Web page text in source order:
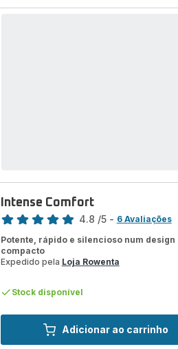
Adicionar ao carrinho
Intense Comfort
Classificação
4.8 /5 - 6 Avaliações
Potente, rápido e silencioso num design
compacto
Expedido pela Loja Rowenta
Stock disponível